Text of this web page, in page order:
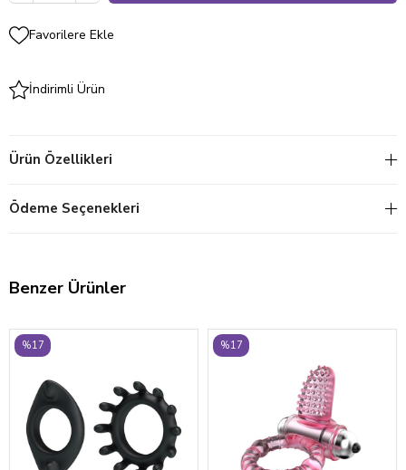
Favorilere Ekle
İndirimli Ürün
Ürün Özellikleri
Ödeme Seçenekleri
Benzer Ürünler
%17 %17